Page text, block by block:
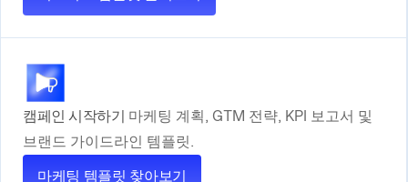
캠페인 시작하기 마케팅 계획, GTM 전략, KPI 보고서 및
브랜드 가이드라인 템플릿.
마케팅 템플릿 찾아보기